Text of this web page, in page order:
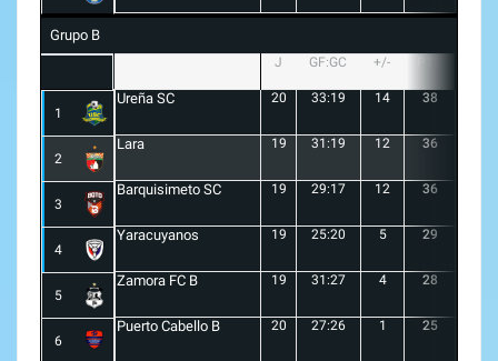
Grupo B
J GF:GC +/-
1
Ureña SC 20 33:19 14 38
2
Lara 19 31:19 12 36
3
Barquisimeto SC 19 29:17 12 36
4
Yaracuyanos 19 25:20 5 29
5
Zamora FC B 19 31:27 4 28
6
Puerto Cabello B 20 27:26 1 25